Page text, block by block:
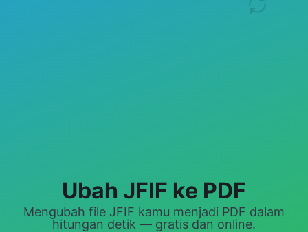
Ubah JFIF ke PDF
Mengubah file JFIF kamu menjadi PDF dalam
hitungan detik — gratis dan online.